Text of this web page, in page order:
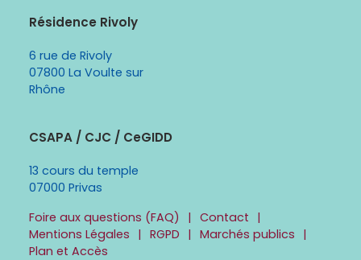
Résidence Rivoly
6 rue de Rivoly
07800 La Voulte sur
Rhône
CSAPA / CJC / CeGIDD
13 cours du temple
07000 Privas
Foire aux questions (FAQ)
Contact
Mentions Légales
RGPD
Marchés publics
Plan et Accès